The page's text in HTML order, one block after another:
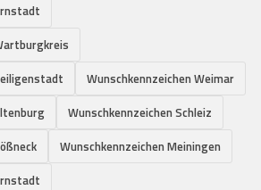
Wunschkennzeichen Weimar
Wunschkennzeichen Schleiz
Wunschkennzeichen Meiningen